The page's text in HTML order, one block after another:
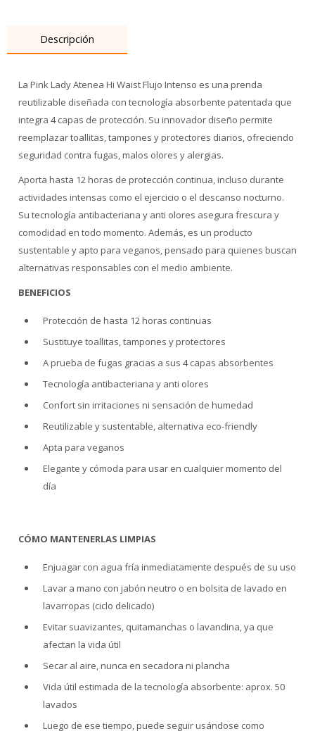
Descripción
La Pink Lady Atenea Hi Waist Flujo Intenso es una prenda
reutilizable diseñada con tecnología absorbente patentada que
integra 4 capas de protección. Su innovador diseño permite
reemplazar toallitas, tampones y protectores diarios, ofreciendo
seguridad contra fugas, malos olores y alergias.
Aporta hasta 12 horas de protección continua, incluso durante
actividades intensas como el ejercicio o el descanso nocturno.
Su tecnología antibacteriana y anti olores asegura frescura y
comodidad en todo momento. Además, es un producto
sustentable y apto para veganos, pensado para quienes buscan
alternativas responsables con el medio ambiente.
BENEFICIOS
Protección de hasta 12 horas continuas
Sustituye toallitas, tampones y protectores
A prueba de fugas gracias a sus 4 capas absorbentes
Tecnología antibacteriana y anti olores
Confort sin irritaciones ni sensación de humedad
Reutilizable y sustentable, alternativa eco-friendly
Apta para veganos
Elegante y cómoda para usar en cualquier momento del
día
CÓMO MANTENERLAS LIMPIAS
Enjuagar con agua fría inmediatamente después de su uso
Lavar a mano con jabón neutro o en bolsita de lavado en
lavarropas (ciclo delicado)
Evitar suavizantes, quitamanchas o lavandina, ya que
afectan la vida útil
Secar al aire, nunca en secadora ni plancha
Vida útil estimada de la tecnología absorbente: aprox. 50
lavados
Luego de ese tiempo, puede seguir usándose como